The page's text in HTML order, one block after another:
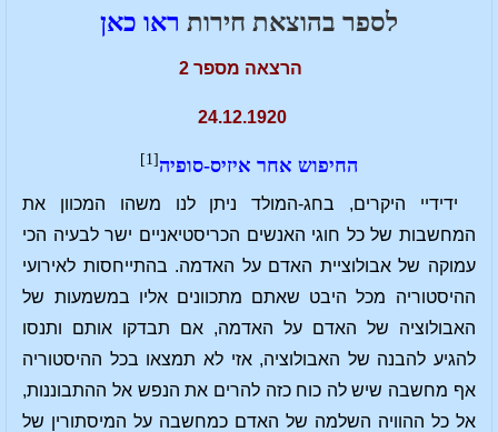
לספר בהוצאת חירות ראו כאן
הרצאה מספר 2
24.12.1920
החיפוש אחר איזיס-סופיה[1]
ידידיי היקרים, בחג-המולד ניתן לנו משהו המכוון את
המחשבות של כל חוגי האנשים הכריסטיאניים ישר לבעיה הכי
עמוקה של אבולוציית האדם על האדמה. בהתייחסות לאירועי
ההיסטוריה מכל היבט שאתם מתכוונים אליו במשמעות של
האבולוציה של האדם על האדמה, אם תבדקו אותם ותנסו
להגיע להבנה של האבולוציה, אזי לא תמצאו בכל ההיסטוריה
אף מחשבה שיש לה כוח כזה להרים את הנפש אל ההתבוננות,
אל כל ההוויה השלמה של האדם כמחשבה על המיסתורין של